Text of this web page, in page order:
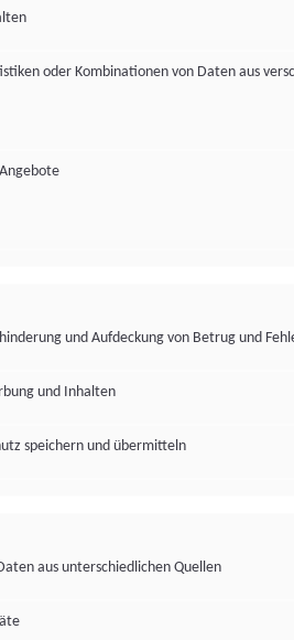
oder Kombinationen von Daten aus
und Aufdeckung von Betrug und
und Inhalten
speichern und übermitteln
aus unterschiedlichen Quellen